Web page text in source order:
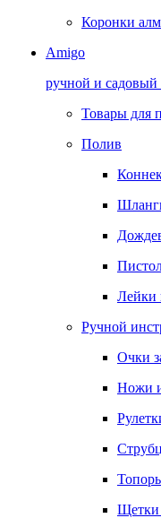
Коронки
Amigo
ручной и садовый
Товары для
Полив
Лейки
Ручной
Очки
Ножи
Щетки